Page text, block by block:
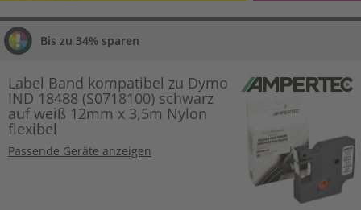
Bis zu 34% sparen
Label Band kompatibel zu Dymo
IND 18488 (S0718100) schwarz
auf weiß 12mm x 3,5m Nylon
flexibel
Passende Geräte anzeigen